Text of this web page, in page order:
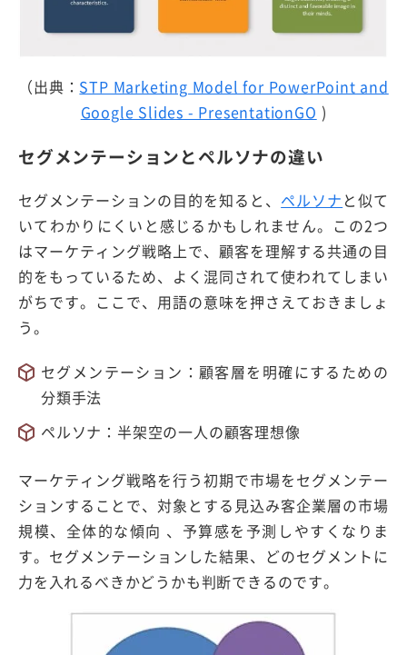
（出典： STP Marketing Model for PowerPoint and
Google Slides - PresentationGO )
セグメンテーションとペルソナの違い
セグメンテーションの目的を知ると、 ペルソナ と似て
いてわかりにくいと感じるかもしれません。この2つ
はマーケティング戦略上で、顧客を理解する共通の目
的をもっているため、よく混同されて使われてしまい
がちです。ここで、用語の意味を押さえておきましょ
う。
セグメンテーション：顧客層を明確にするための
分類手法
ペルソナ：半架空の一人の顧客理想像
マーケティング戦略を行う初期で市場をセグメンテー
ションすることで、対象とする見込み客企業層の市場
規模、全体的な傾向 、予算感を予測しやすくなりま
す。セグメンテーションした結果、どのセグメントに
力を入れるべきかどうかも判断できるのです。